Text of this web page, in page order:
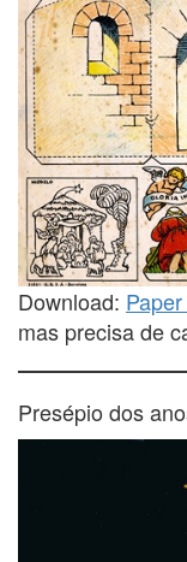
Download:
mas precisa de
Presépio dos